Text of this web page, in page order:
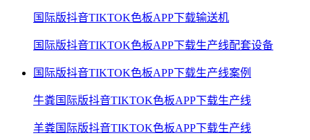
国际版抖音TIKTOK色板APP下载输送机
国际版抖音TIKTOK色板APP下载生产线配套设备
国际版抖音TIKTOK色板APP下载生产线案例
牛粪国际版抖音TIKTOK色板APP下载生产线
羊粪国际版抖音TIKTOK色板APP下载生产线